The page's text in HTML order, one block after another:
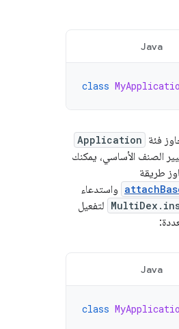
Java
class
فئة Application
الصنف الأساسي، يمكنك
طريقة
واستدعاء
لتفعيل
Java
class